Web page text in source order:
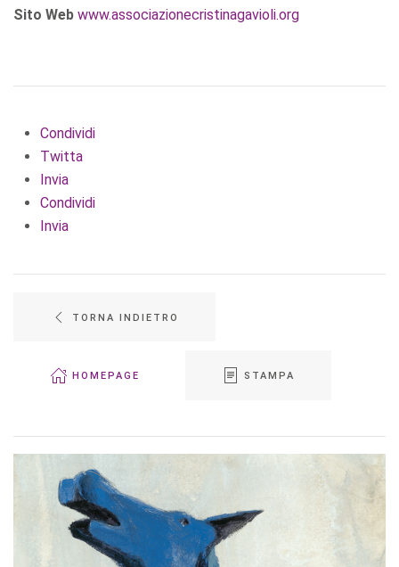
Sito Web www.associazionecristinagavioli.org
Condividi
Twitta
Invia
Condividi
Invia
TORNA INDIETRO
HOMEPAGE STAMPA